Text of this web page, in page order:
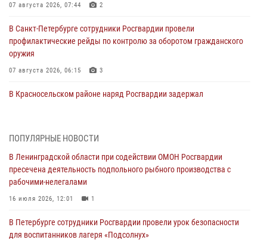
07 августа 2026, 07:44 2
В Санкт-Петербурге сотрудники Росгвардии провели
профилактические рейды по контролю за оборотом гражданского
оружия
07 августа 2026, 06:15 3
В Красносельском районе наряд Росгвардии задержал
06 августа 2026, 13:39 1
В Центральном районе росгвардейцы оперативно задержали
хулигана, стрелявшего из пускового устройства рядом с жилыми
домами
06 августа 2026, 11:36
Сотрудники и военнослужащие Росгвардии обеспечили
правопорядок при проведении матча "Зенит" - "Балтика"
ПОПУЛЯРНЫЕ НОВОСТИ
В Ленинградской области при содействии ОМОН Росгвардии
пресечена деятельность подпольного рыбного производства с
рабочими-нелегалами
16 июля 2026, 12:01 1
В Петербурге сотрудники Росгвардии провели урок безопасности
для воспитанников лагеря «Подсолнух»